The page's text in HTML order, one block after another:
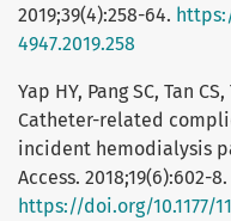
2019;39(4):258-64.
4947.2019.258
Yap HY, Pang SC, Tan
Catheter-related
incident hemodialysis
Access. 2018;19(6):602-8.
https://doi.org/10.1177/